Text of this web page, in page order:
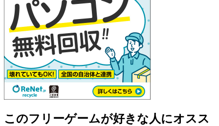
このフリーゲームが好きな人にオスス